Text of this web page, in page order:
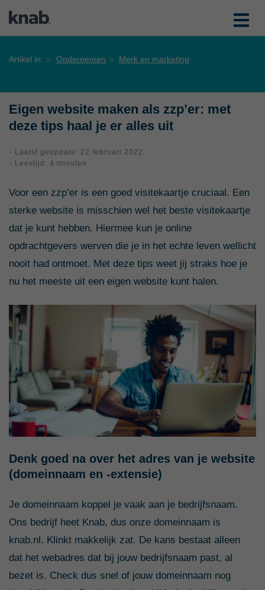
Artikel in: Ondernemen Merk en marketing
Eigen website maken als zzp’er: met
deze tips haal je er alles uit
- Laatst geüpdate: 22 februari 2022
- Leestijd: 4 minuten
Voor een zzp’er is een goed visitekaartje cruciaal. Een
sterke website is misschien wel het beste visitekaartje
dat je kunt hebben. Hiermee kun je online
opdrachtgevers werven die je in het echte leven wellicht
nooit had ontmoet. Met deze tips weet jij straks hoe je
nu het meeste uit een eigen website kunt halen.
Denk goed na over het adres van je website
(domeinnaam en -extensie)
Je domeinnaam koppel je vaak aan je bedrijfsnaam.
Ons bedrijf heet Knab, dus onze domeinnaam is
knab.nl. Klinkt makkelijk zat. De kans bestaat alleen
dat het webadres dat bij jouw bedrijfsnaam past, al
bezet is. Check dus snel of jouw domeinnaam nog